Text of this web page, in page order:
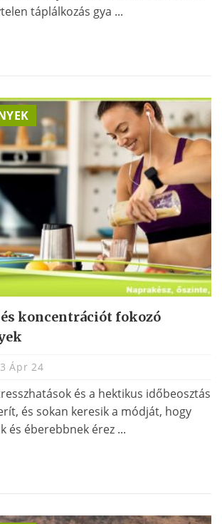
táplálkozás gya ...
koncentrációt fokozó
Ápr 24
és a hektikus időbeosztás
és sokan keresik a módját, hogy
és éberebbnek érez ...